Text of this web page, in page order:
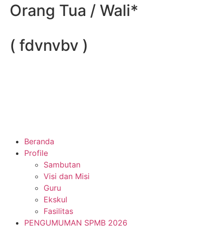
Orang Tua / Wali*
( fdvnvbv )
Beranda
Profile
Sambutan
Visi dan Misi
Guru
Ekskul
Fasilitas
PENGUMUMAN SPMB 2026